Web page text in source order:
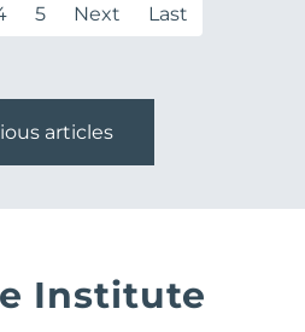
5 Next Last
articles
Institute